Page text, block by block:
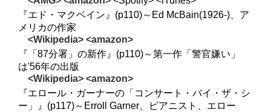
『エド・マクベイン』(p110)～Ed McBain(1926-)、ア
メリカの作家
<Wikipedia> <amazon>
『「87分署」の新作』(p110)～第一作「警官嫌い」
は'56年の出版
<Wikipedia> <amazon>
『エロール・ガーナーの「コンサート・バイ・ザ・シ
ー」』(p117)～Erroll Garner、ピアニスト、エロー